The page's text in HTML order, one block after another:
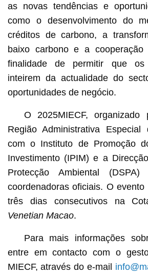
as novas tendências e
como o desenvolvimento do
créditos de carbono, a
baixo carbono e a
finalidade de permitir que os
inteirem da actualidade do
oportunidades de negócio.
O 2025MIECF, organizado
Região Administrativa
com o Instituto de Promoção
Investimento (IPIM) e a
Protecção Ambiental (DSPA)
coordenadoras oficiais. O
três dias consecutivos na
Venetian Macao.
Para mais informações
entre em contacto com o
MIECF, através do e-mail